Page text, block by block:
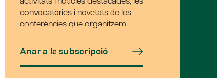
convocatòries i novetats de les
conferències que organitzem.
Anar a la subscripció